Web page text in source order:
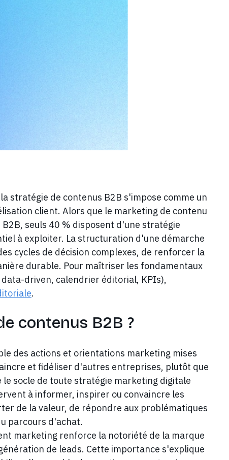
stratégie de contenus B2B s'impose comme un
client. Alors que le marketing de contenu
seuls 40 % disposent d'une stratégie
à exploiter. La structuration d'une démarche
cycles de décision complexes, de renforcer la
durable. Pour maîtriser les fondamentaux
driven, calendrier éditorial, KPIs),
.
contenus B2B ?
des actions et orientations marketing mises
et fidéliser d'autres entreprises, plutôt que
socle de toute stratégie marketing digitale
à informer, inspirer ou convaincre les
de la valeur, de répondre aux problématiques
parcours d'achat.
marketing renforce la notoriété de la marque
de leads. Cette importance s'explique